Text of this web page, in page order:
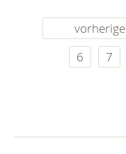
vorherige
6
7